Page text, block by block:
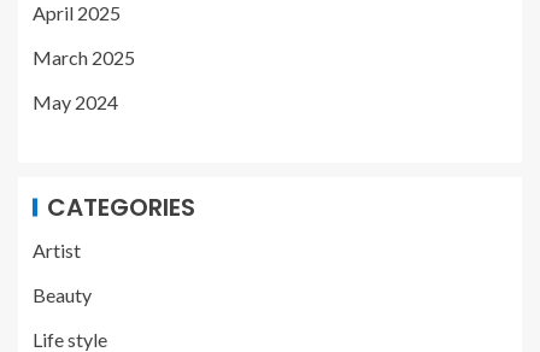
April 2025
March 2025
May 2024
CATEGORIES
Artist
Beauty
Life style